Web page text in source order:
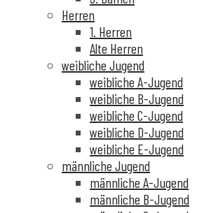
Herren
1. Herren
Alte Herren
weibliche Jugend
weibliche A-Jugend
weibliche B-Jugend
weibliche C-Jugend
weibliche D-Jugend
weibliche E-Jugend
männliche Jugend
männliche A-Jugend
männliche B-Jugend